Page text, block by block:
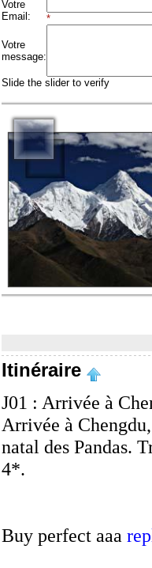
Itinéraire
J01 : Arrivée à
Arrivée à
natal des Pandas.
4*.
Buy perfect aaa